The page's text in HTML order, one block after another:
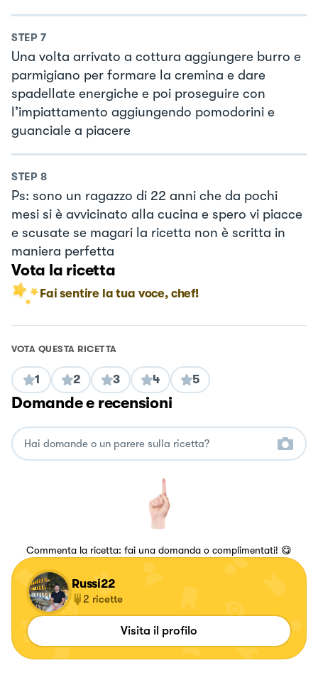
STEP 7
Una volta arrivato a cottura aggiungere burro e
parmigiano per formare la cremina e dare
spadellate energiche e poi proseguire con
l’impiattamento aggiungendo pomodorini e
guanciale a piacere
STEP 8
Ps: sono un ragazzo di 22 anni che da pochi
mesi si è avvicinato alla cucina e spero vi piacce
e scusate se magari la ricetta non è scritta in
maniera perfetta
Vota la ricetta
Fai sentire la tua voce, chef!
VOTA QUESTA RICETTA
1 2 3 4 5
Domande e recensioni
Commenta la ricetta: fai una domanda o complimentati! 😋
Russi22
2 ricette
Visita il profilo